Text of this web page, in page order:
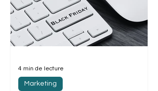
Marketing
4 min de lecture